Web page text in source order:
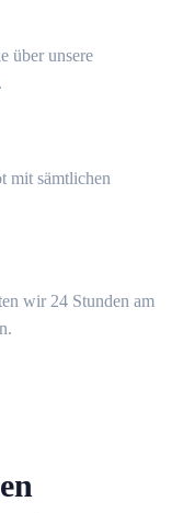
über unsere
mit sämtlichen
wir 24 Stunden am